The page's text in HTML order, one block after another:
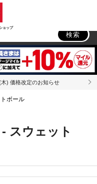
ョップ
検索
) 価格改定のお知らせ
ボール
スウェット